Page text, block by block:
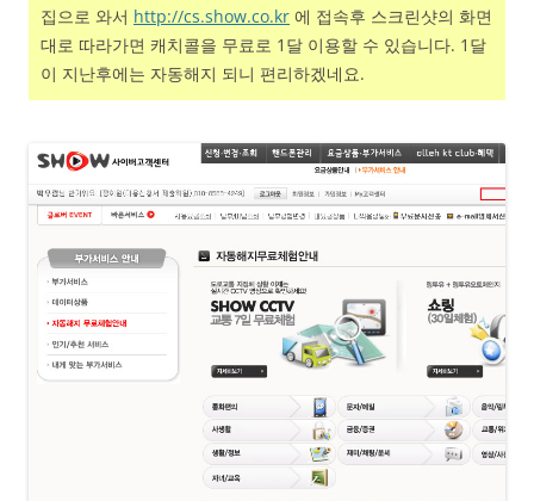
집으로 와서 http://cs.show.co.kr 에 접속후 스크린샷의 화면
대로 따라가면 캐치콜을 무료로 1달 이용할 수 있습니다. 1달
이 지난후에는 자동해지 되니 편리하겠네요.